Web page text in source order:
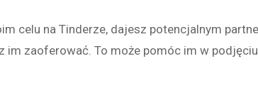
celu na Tinderze, dajesz potencjalnym
im zaoferować. To może pomóc im w